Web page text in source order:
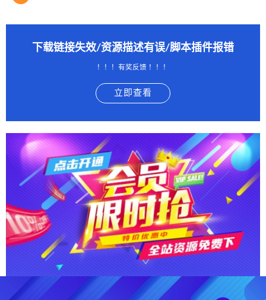
下载链接失效/资源描述有误/脚本插件报错
！！！有奖反馈 ！！！
立即查看